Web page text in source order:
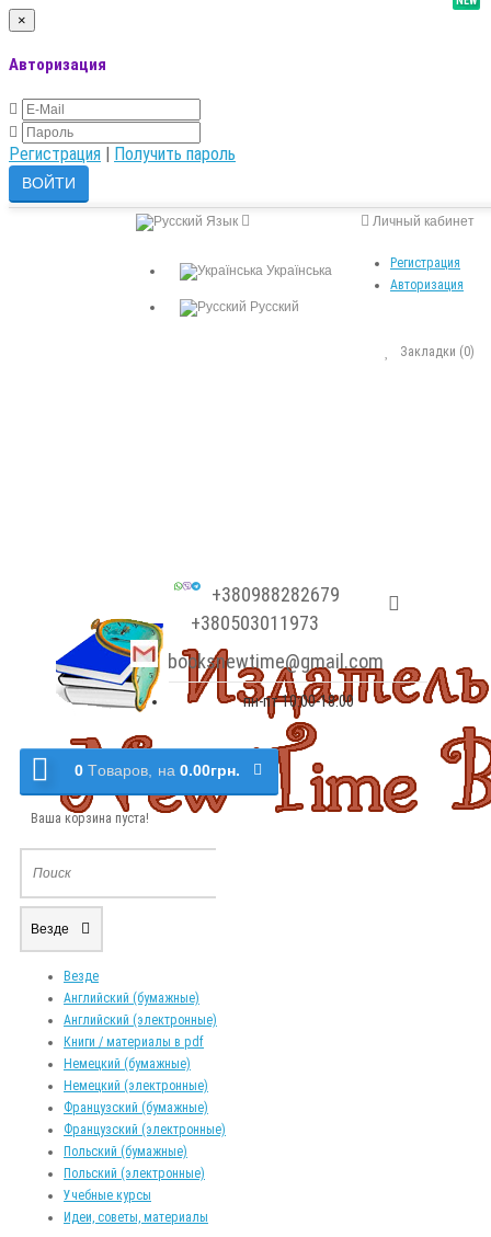
×
Авторизация
Регистрация | Получить пароль
Личный кабинет
Регистрация
Авторизация
Язык
Українська
Русский
Закладки (0)
+380988282679
+380503011973
booksnewtime@gmail.com
пн-пт 10:00-18:00
0 Tоваров, на 0.00грн.
Ваша корзина пуста!
Везде
Везде
Английский (бумажные)
Английский (электронные)
Книги / материалы в pdf
Немецкий (бумажные)
Немецкий (электронные)
Французский (бумажные)
Французский (электронные)
Польский (бумажные)
Польский (электронные)
Учебные курсы
Идеи, советы, материалы